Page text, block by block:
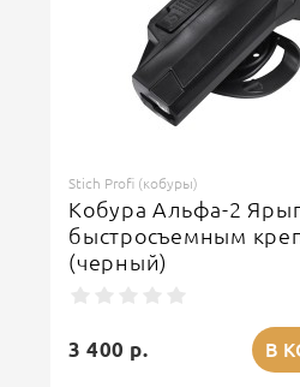
Stich Profi (кобуры)
Кобура Альфа-2
быстросъемным
(черный)
3 400 р. В